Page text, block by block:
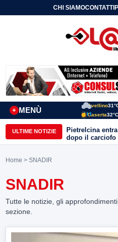
CHI SIAMOCONTATTI
MENÙ
+
Avellino
Caserta
ULTIME NOTIZIE
Pietrelcina
dopo il carciofo
sull’olivicoltura
Home > SNADIR
SNADIR
Tutte le notizie, gli
sezione.